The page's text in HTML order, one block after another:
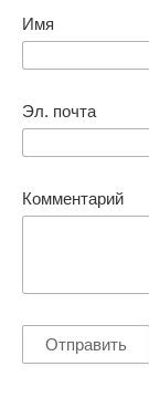
Имя
Эл. почта
Комментарий